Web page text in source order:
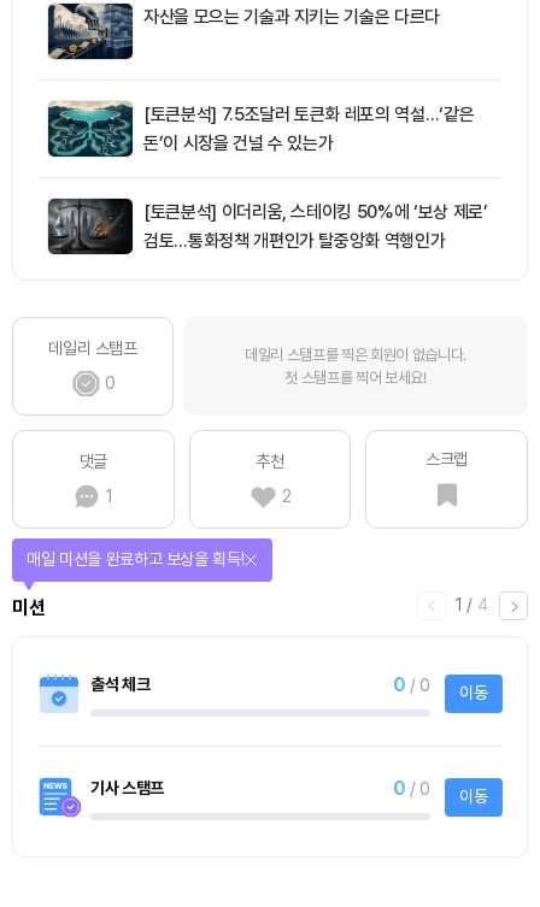
자산을 모으는 기술과 지키는 기술은 다르다
[토큰분석] 7.5조달러 토큰화 레포의 역설…‘같은
돈’이 시장을 건널 수 있는가
[토큰분석] 이더리움, 스테이킹 50%에 ‘보상 제로’
검토…통화정책 개편인가 탈중앙화 역행인가
데일리 스탬프
0
데일리 스탬프를 찍은 회원이 없습니다.
첫 스탬프를 찍어 보세요!
댓글
1
추천
2
스크랩
1 / 4
미션
매일 미션을 완료하고 보상을 획득!
출석 체크 0 / 0 이동
기사 스탬프 0 / 0 이동